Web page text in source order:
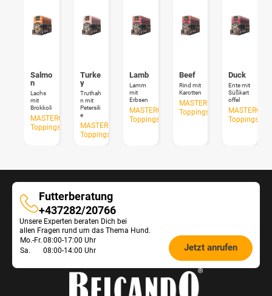
Salmo
n
Lachs
mit
Brokkoli
MASTERCRAFT
Toppings
Turke
y
Truthah
n mit
Petersili
e
MASTERCRAFT
Toppings
Lamb
Lamm
mit
Erbsen
MASTERCRAFT
Toppings
Beef
Rind mit
Karotten
MASTERCRAFT
Toppings
Duck
Ente mit
Süßkart
offel
Toppings
Futterberatung
Futterberatung
+437282/20766
Unsere Experten beraten Dich bei
allen Fragen rund um das Thema Hund.
Öffnungszeiten
Futterberatung:
Mo.-Fr. 08:00-17:00 Uhr
Sa.
08:00-14:00 Uhr Jetzt anrufen